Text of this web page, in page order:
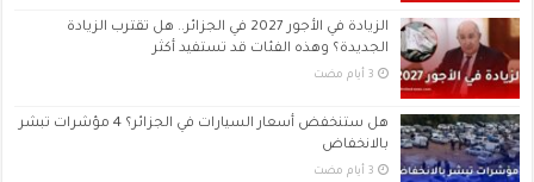
الزيادة في الأجور 2027 في الجزائر.. هل تقترب الزيادة
الجديدة؟ وهذه الفئات قد تستفيد أكثر
هل ستنخفض أسعار السيارات في الجزائر؟ 4 مؤشرات تبشر
بالانخفاض